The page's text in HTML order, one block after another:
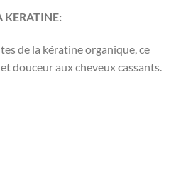
KERATINE:
de la kératine organique, ce
douceur aux cheveux cassants.